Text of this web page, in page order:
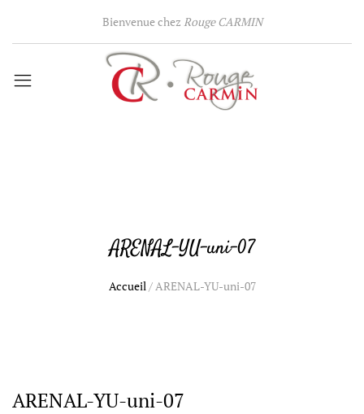
Bienvenue chez Rouge CARMIN
ARENAL-YU-uni-07
Accueil/ARENAL-YU-uni-07
ARENAL-YU-uni-07